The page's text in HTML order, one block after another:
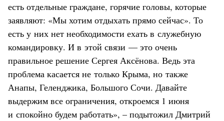
есть отдельные граждане, горячие головы, которые
заявляют: «Мы хотим отдыхать прямо сейчас». То
есть у них нет необходимости ехать в служебную
командировку. И в этой связи — это очень
правильное решение Сергея Аксёнова. Ведь эта
проблема касается не только Крыма, но также
Анапы, Геленджика, Большого Сочи. Давайте
выдержим все ограничения, откроемся 1 июня
и спокойно будем работать», – подытожил Дмитрий